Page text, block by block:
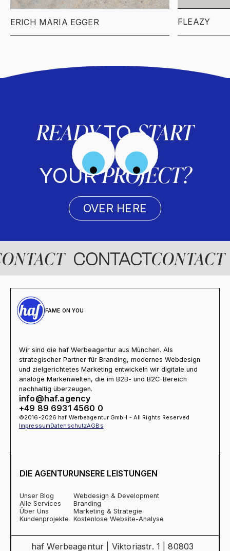
ERICH MARIA EGGER FLEAZY
READYTOSTART
YOURPROJECT?
OVER HERE
FAME ON YOU
Wir sind die haf Werbeagentur aus München. Als
strategischer Partner für Branding, modernes Webdesign
und zielgerichtetes Marketing entwickeln wir digitale und
analoge Markenwelten, die im B2B- und B2C-Bereich
nachhaltig überzeugen.
info@haf.agency
+49 89 6931 4560 0
©2016-2026 haf Werbeagentur GmbH - All Rights Reserved
ImpressumDatenschutzAGBs
DIE AGENTUR
Unser Blog
Alle Services
Über Uns
Kundenprojekte
UNSERE LEISTUNGEN
Webdesign & Development
Branding
Marketing & Strategie
Kostenlose Website-Analyse
haf Werbeagentur | Viktoriastr. 1 | 80803